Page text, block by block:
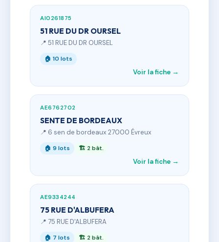
AI0261875
51 RUE DU DR OURSEL
📍 51 RUE DU DR OURSEL
🏠 10 lots
Voir la fiche →
AE6762702
SENTE DE BORDEAUX
📍 6 sen de bordeaux 27000 Évreux
🏠 9 lots 🏗 2 bât.
Voir la fiche →
AE9334244
75 RUE D'ALBUFERA
📍 75 RUE D'ALBUFERA
🏠 7 lots 🏗 2 bât.